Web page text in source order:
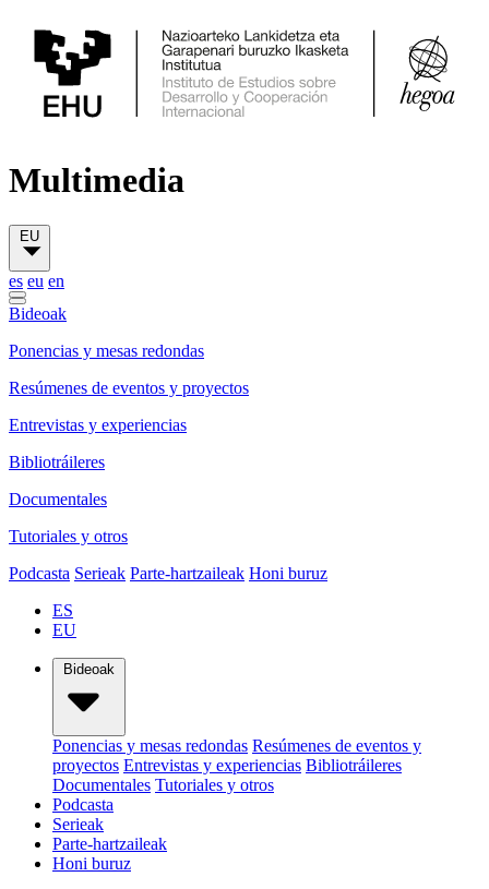
Multimedia
EU
es eu en
Bideoak
Ponencias y mesas redondas
Resúmenes de eventos y proyectos
Entrevistas y experiencias
Bibliotráileres
Documentales
Tutoriales y otros
Podcasta Serieak Parte-hartzaileak Honi buruz
ES
EU
Bideoak
Ponencias y mesas redondas Resúmenes de eventos y
proyectos Entrevistas y experiencias Bibliotráileres
Documentales Tutoriales y otros
Podcasta
Serieak
Parte-hartzaileak
Honi buruz